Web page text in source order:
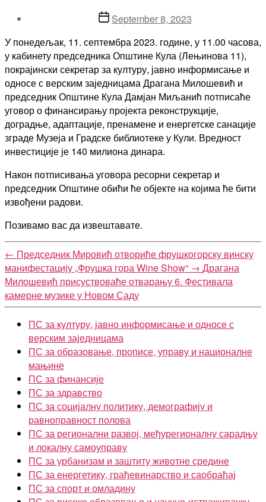
PostSeptember 8, 2023
У понедељак, 11. септембра 2023. године, у 11.00 часова,
у кабинету председника Општине Кула (Лењинова 11),
покрајински секретар за културу, јавно информисање и
односе с верским заједницама Драгана Милошевић и
председник Општине Кула Дамјан Миљанић потписаће
уговор о финансирању пројекта реконструкције,
доградње, адаптације, пренамене и енергетске санације
зграде Музеја и Градске библиотеке у Кули. Вредност
инвестиције је 140 милиона динара.
Након потписивања уговора ресорни секретар и
председник Општине обићи ће објекте на којима ће бити
извођени радови.
Позивамо вас да извештавате.
← Председник Мировић отвориће фрушкогорску винску
манифестацију „Фрушка гора Wine Show“ → Драгана
Милошевић присуствоваће отварању 6. Фестивала
камерне музике у Новом Саду
ПС за културу, јавно информисање и односе с
верским заједницама
ПС за образовање, прописе, управу и националне
мањине
ПС за финансије
ПС за здравство
ПС за социјалну политику, демографију и
равноправност полова
ПС за регионални развој, међурегионалну сарадњу
и локалну самоуправу
ПС за урбанизам и заштиту животне средине
ПС за енергетику, грађевинарство и саобраћај
ПС за спорт и омладину